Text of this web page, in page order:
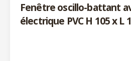
Fenêtre oscillo-battant
électrique PVC H 105 x L